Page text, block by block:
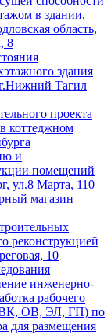
в здании,
область,
8
здания
г.Нижний Тагил
проекта
коттеджном
и
помещений
ул.8 Марта, 110
магазин
реконструкцией
10
инженерно-
рабочего
ВК, ОВ, ЭЛ, ГП) по
для размещения